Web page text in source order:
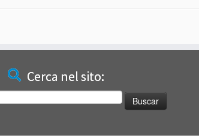
Cerca nel sito: